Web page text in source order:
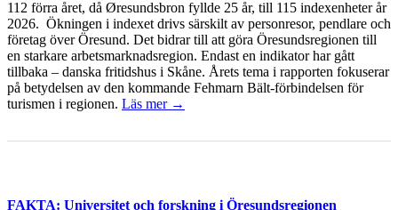
112 förra året, då Øresundsbron fyllde 25 år, till 115 indexenheter år
2026. Ökningen i indexet drivs särskilt av personresor, pendlare och
företag över Öresund. Det bidrar till att göra Öresundsregionen till
en starkare arbetsmarknadsregion. Endast en indikator har gått
tillbaka – danska fritidshus i Skåne. Årets tema i rapporten fokuserar
på betydelsen av den kommande Fehmarn Bält-förbindelsen för
turismen i regionen. Läs mer →
FAKTA: Universitet och forskning i Öresundsregionen